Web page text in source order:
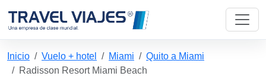
Inicio Vuelo + hotel Miami
Quito a Miami
Radisson Resort Miami Beach